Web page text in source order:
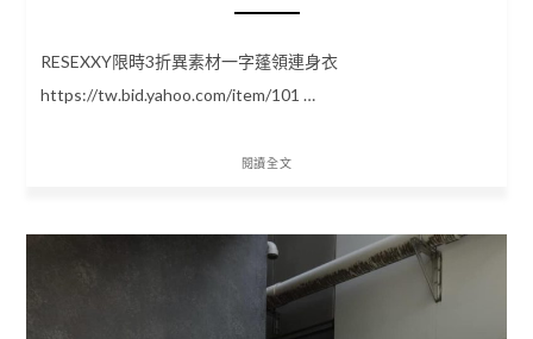
RESEXXY限時3折異素材一字蓬領連身衣
https://tw.bid.yahoo.com/item/101 …
閱讀全文